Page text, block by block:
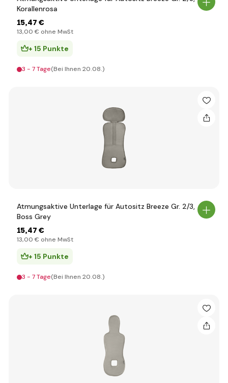
Korallenrosa
15,47 €
13,00 € ohne MwSt
+ 15 Punkte
3 - 7 Tage(Bei Ihnen 20.08.)
Atmungsaktive Unterlage für Autositz Breeze Gr. 2/3,
Boss Grey
15,47 €
13,00 € ohne MwSt
+ 15 Punkte
3 - 7 Tage(Bei Ihnen 20.08.)